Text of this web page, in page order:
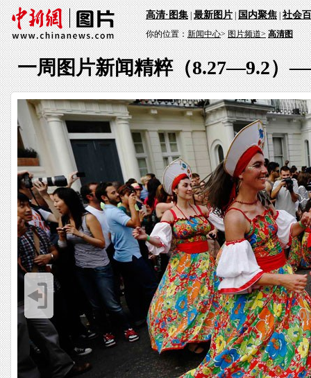
高清·图集|最新图片|国内聚焦|社会
你的位置：新闻中心>图片频道> 高清图
一周图片新闻精粹（8.27—9.2）